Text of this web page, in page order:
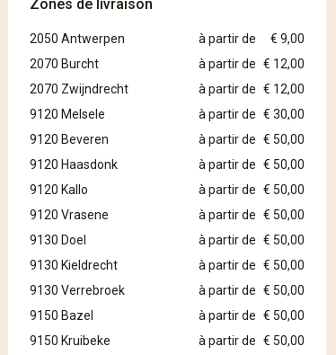
Zones de livraison
2050 Antwerpen à partir de
€ 9,00
2070 Burcht
à partir de € 12,00
2070 Zwijndrecht
à partir de € 12,00
9120 Melsele
à partir de € 30,00
9120 Beveren
à partir de € 50,00
9120 Haasdonk
à partir de € 50,00
9120 Kallo
à partir de € 50,00
9120 Vrasene
à partir de € 50,00
9130 Doel
à partir de € 50,00
9130 Kieldrecht
à partir de € 50,00
9130 Verrebroek
à partir de € 50,00
9150 Bazel
à partir de € 50,00
9150 Kruibeke
à partir de € 50,00